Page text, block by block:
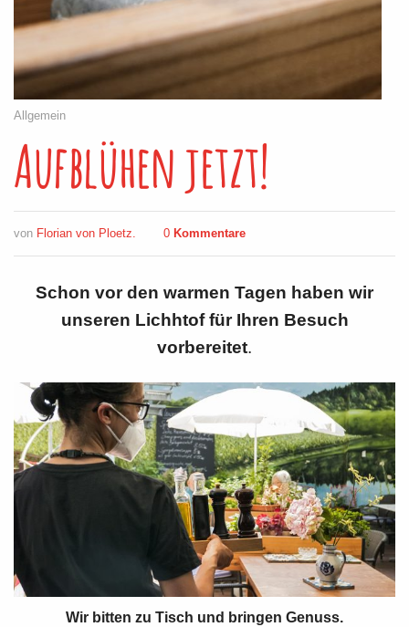
Allgemein
Aufblühen jetzt!
von Florian von Ploetz. 0 Kommentare
Schon vor den warmen Tagen haben wir
unseren Lichhtof für Ihren Besuch
vorbereitet.
Wir bitten zu Tisch und bringen Genuss.